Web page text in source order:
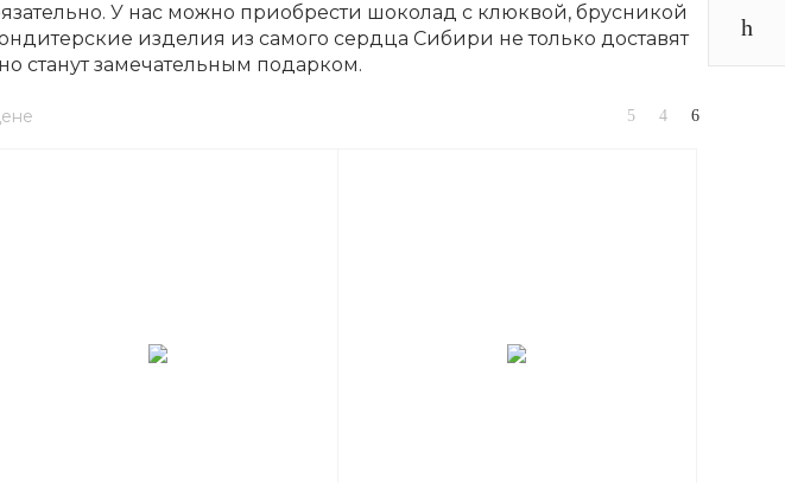
У нас можно приобрести шоколад с клюквой, брусникой
изделия из самого сердца Сибири не только доставят
станут замечательным подарком.